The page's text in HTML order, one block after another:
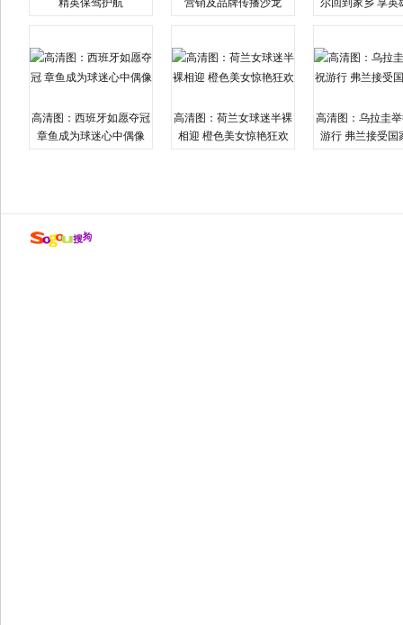
精英保驾护航
营销及品牌传播沙龙
尔回到家乡 享英
高清图：西班牙如愿夺冠
章鱼成为球迷心中偶像
高清图：荷兰女球迷半裸
相迎 橙色美女惊艳狂欢
高清图：乌拉圭
游行 弗兰接受国